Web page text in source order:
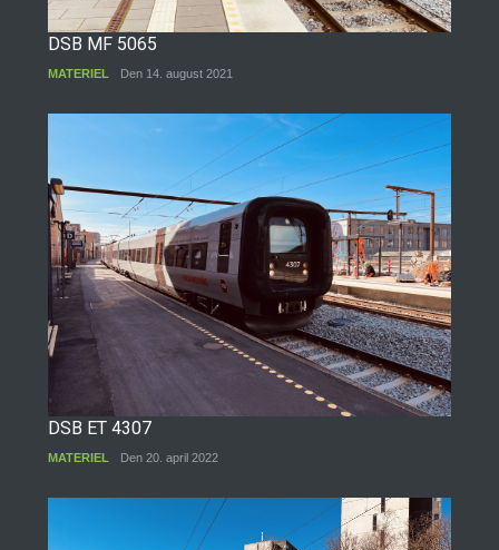
DSB MF 5065
MATERIEL Den 14. august 2021
DSB ET 4307
MATERIEL Den 20. april 2022